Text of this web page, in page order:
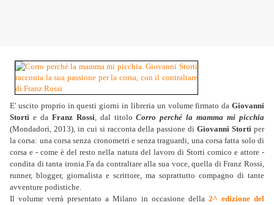
E' uscito proprio in questi giorni in libreria un volume firmato da Giovanni
Storti e da Franz Rossi, dal titoloCorro perché la mamma mi picchia
(Mondadori, 2013), in cui si racconta della passione diGiovanni Storti per
la corsa: una corsa senza cronometri e senza traguardi, una corsa fatta solo di
corsa e - come è del resto nella natura del lavoro di Storti comico e attore -
condita di tanta ironia.Fa da contraltare alla sua voce, quella di Franz Rossi,
runner, blogger, giornalista e scrittore, ma soprattutto compagno di tante
avventure podistiche.
Il volume verrà presentato a Milano in occasione della 2^ edizione del